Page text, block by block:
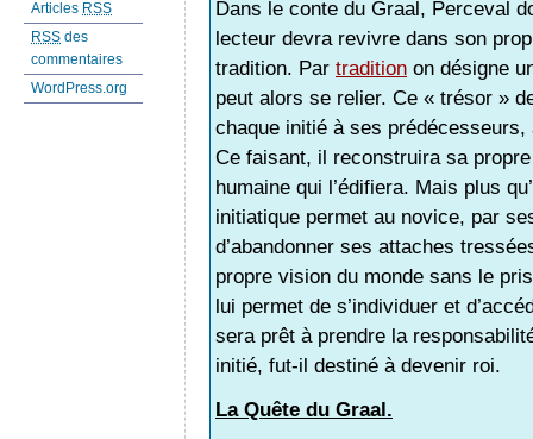
Articles RSS
RSS des
commentaires
WordPress.org
Dans le conte du Graal, Perceval
lecteur devra revivre dans son
tradition. Par tradition on désigne
peut alors se relier. Ce « trésor »
chaque initié à ses
Ce faisant, il reconstruira sa
humaine qui l’édifiera. Mais plus
initiatique permet au novice, par
d’abandonner ses attaches
propre vision du monde sans le
lui permet de s’individuer et
sera prêt à prendre la
initié, fut-il destiné à devenir roi.
La Quête du Graal.